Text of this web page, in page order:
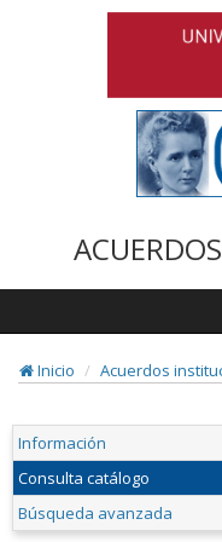
Inicio
Acuerdos
Información
Consulta catálogo
Búsqueda avanzada